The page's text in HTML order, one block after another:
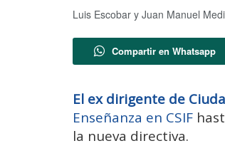
Luis Escobar y Juan Manuel
Compartir en Whatsapp
El ex dirigente de
Enseñanza en CSIF
la nueva directiva.